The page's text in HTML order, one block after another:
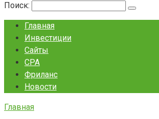
Поиск:
Главная
Инвестиции
Сайты
CPA
Фриланс
Новости
Главная